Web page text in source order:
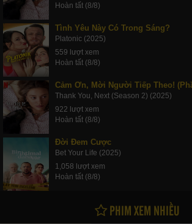
Hoàn tất (8/8)
Tình Yêu Này Có Trong Sáng?
Platonic (2025)
559 lượt xem
Hoàn tất (8/8)
Cảm Ơn, Mời Người Tiếp Theo!
Thank You, Next (Season 2) (2025)
922 lượt xem
Hoàn tất (8/8)
Đời Đem Cược
Bet Your Life (2025)
1,058 lượt xem
Hoàn tất (8/8)
PHIM XEM NHIỀU